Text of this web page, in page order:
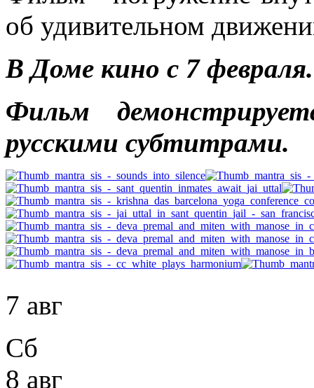
об удивительном
В Доме кино с 7 февраля.
Фильм
русскими субтитрами.
7 авг
Сб
8 авг